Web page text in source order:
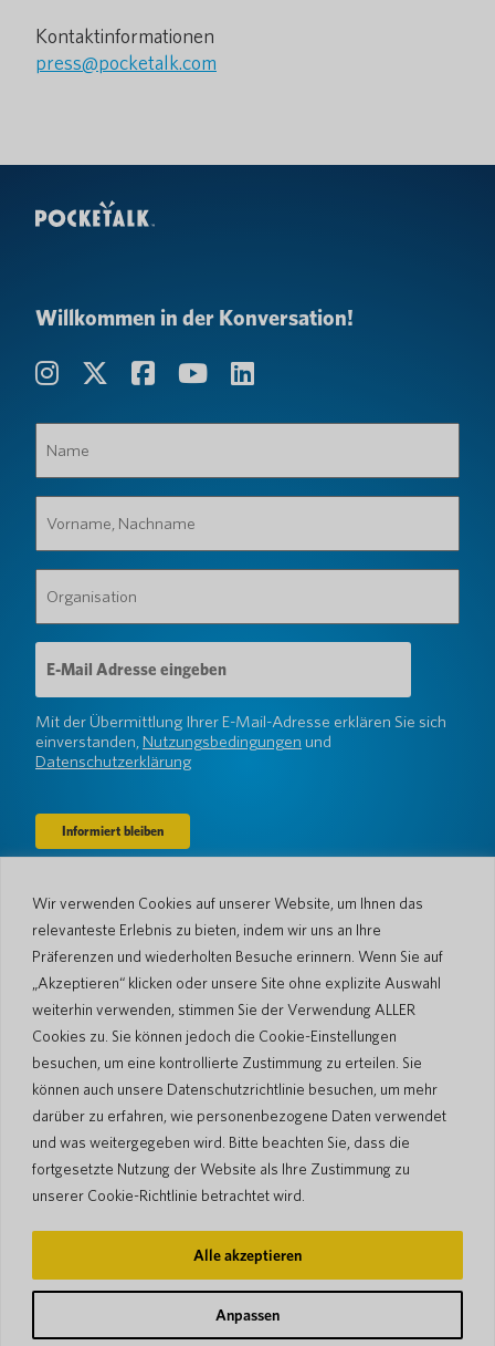
Wir verwenden Cookies auf unserer Website, um Ihnen das
relevanteste Erlebnis zu bieten, indem wir uns an Ihre
Präferenzen und wiederholten Besuche erinnern. Wenn Sie auf
„Akzeptieren“ klicken oder unsere Site ohne explizite Auswahl
weiterhin verwenden, stimmen Sie der Verwendung ALLER
Cookies zu. Sie können jedoch die Cookie-Einstellungen
besuchen, um eine kontrollierte Zustimmung zu erteilen. Sie
können auch unsere Datenschutzrichtlinie besuchen, um mehr
darüber zu erfahren, wie personenbezogene Daten verwendet
und was weitergegeben wird. Bitte beachten Sie, dass die
fortgesetzte Nutzung der Website als Ihre Zustimmung zu
unserer Cookie-Richtlinie betrachtet wird.
Anpassen
Alle akzeptieren
Kontaktinformationen
press@pocketalk.com
Willkommen in der Konversation!
(erforderlich)
Nachname
(erforderlich)
(erforderlich)
E-
Mail-
Adresse
(erforderlich)
Mit der Übermittlung Ihrer E-Mail-Adresse erklären Sie sich
einverstanden, Nutzungsbedingungen und
Datenschutzerklärung
Unternehmen
Über uns
Sprachen & Länder
Der Blog
Nachrichtenraum
#AllSpokenHere
Unterstützung
Kundendienst
Rückgabebedingungen
Versandrichtlinien
Eingeschränkte Garantie
Pocketalk-Sicherheit
Kontaktieren Sie uns
Geschäftsverkäufe
Cookie-Richtlinie
Datenschutzerklärung